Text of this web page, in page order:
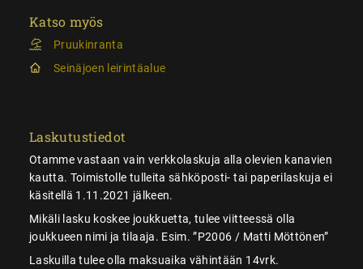
Katso myös
Pruukinranta
Seinäjoen leirintäalue
Laskutustiedot
Otamme vastaan vain verkkolaskuja alla olevien kanavien
kautta. Toimistolle tulleita sähköposti- tai paperilaskuja ei
käsitellä 1.11.2021 jälkeen.
Mikäli lasku koskee joukkuetta, tulee viitteessä olla
joukkueen nimi ja tilaaja. Esim. ”P2006 / Matti Möttönen”
Laskuilla tulee olla maksuaika vähintään 14vrk.